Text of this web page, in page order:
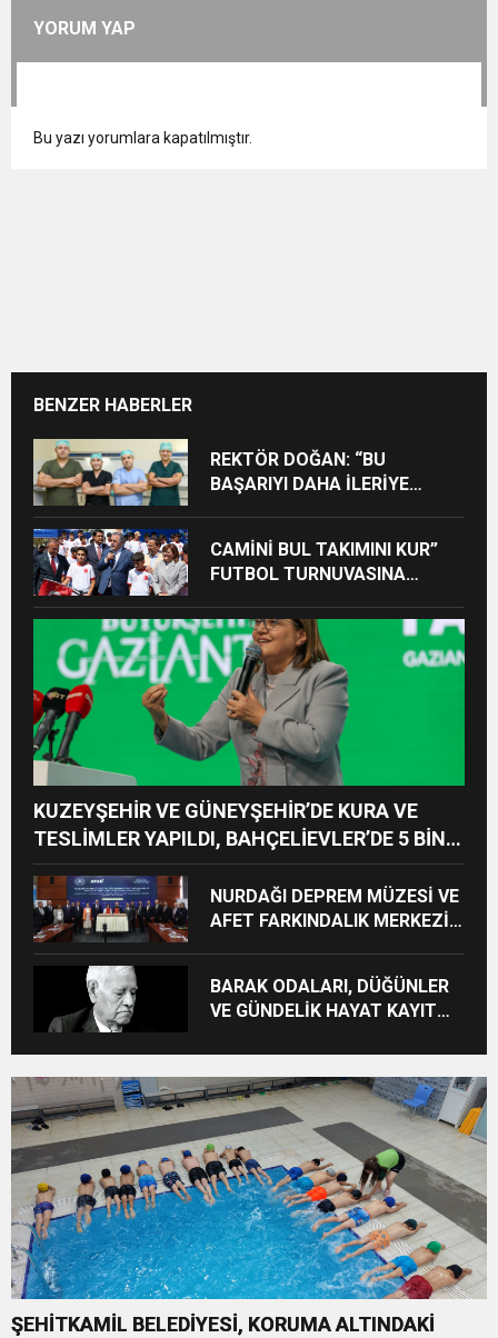
YORUM YAP
Bu yazı yorumlara kapatılmıştır.
BENZER HABERLER
REKTÖR DOĞAN: “BU
BAŞARIYI DAHA İLERİYE
CAMİNİ BUL TAKIMINI KUR”
FUTBOL TURNUVASINA
BİSİKLET HEDİYE EDİLDİ
KUZEYŞEHİR VE GÜNEYŞEHİR’DE KURA VE
TESLİMLER YAPILDI, BAHÇELİEVLER’DE 5 BİN
KONUTUN TEMELİ ATILDI
NURDAĞI DEPREM MÜZESİ VE
AFET FARKINDALIK MERKEZİ
BARAK ODALARI, DÜĞÜNLER
VE GÜNDELİK HAYAT KAYIT
ŞEHİTKAMİL BELEDİYESİ, KORUMA ALTINDAKİ